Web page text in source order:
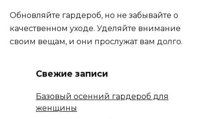
Обновляйте гардероб, но не забывайте о
качественном уходе. Уделяйте внимание
своим вещам, и они прослужат вам долго.
Свежие записи
Базовый осенний гардероб для
женщины